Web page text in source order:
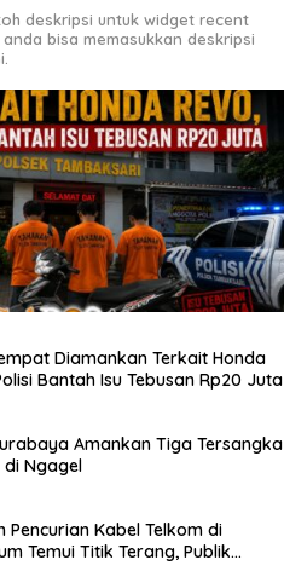
deskripsi untuk widget recent
bisa memasukkan deskripsi
Diamankan Terkait Honda
Bantah Isu Tebusan Rp20 Juta
Amankan Tiga Tersangka
di Ngagel
Pencurian Kabel Telkom di
Temui Titik Terang, Publik